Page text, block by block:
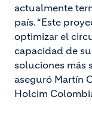
actualmente
país. “Este
optimizar el
capacidad de
soluciones más
aseguró Martín
Holcim